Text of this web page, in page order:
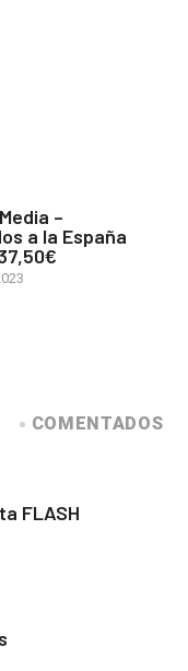
–
a la España
COMENTADOS
FLASH